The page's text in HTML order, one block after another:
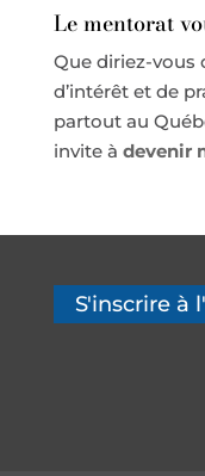
Le mentorat
Que diriez-
d’intérêt et de
partout au
invite à devenir
S'inscrire à